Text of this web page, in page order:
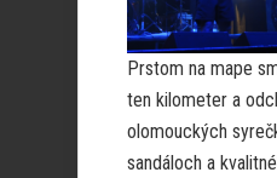
Prstom na mape
ten kilometer a
olomouckých
sandáloch a